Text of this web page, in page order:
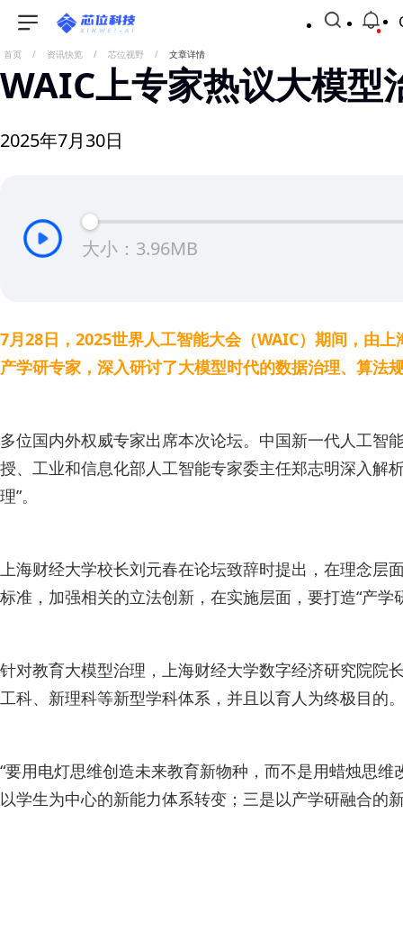
首页 / 资讯快览 / 芯位视野 / 文章详情
WAIC上专家热议大模型
2025年7月30日
大小：3.96MB
7月28日，2025世界人工智能大会（WAIC）期间，由
产学研专家，深入研讨了大模型时代的数据治理、算法
多位国内外权威专家出席本次论坛。中国新一代人工智
授、工业和信息化部人工智能专家委主任郑志明深入解
理”。
上海财经大学校长刘元春在论坛致辞时提出，在理念
标准，加强相关的立法创新，在实施层面，要打造“产
针对教育大模型治理，上海财经大学数字经济研究院院
工科、新理科等新型学科体系，并且以育人为终极目的
“要用电灯思维创造未来教育新物种，而不是用蜡烛思
以学生为中心的新能力体系转变；三是以产学研融合的